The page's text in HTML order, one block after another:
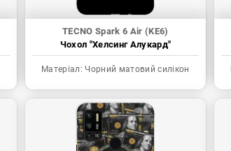
TECNO Spark 6 Air (KE6)
Чохол "Хелсинг Алукард"
Матеріал: Чорний матовий силікон